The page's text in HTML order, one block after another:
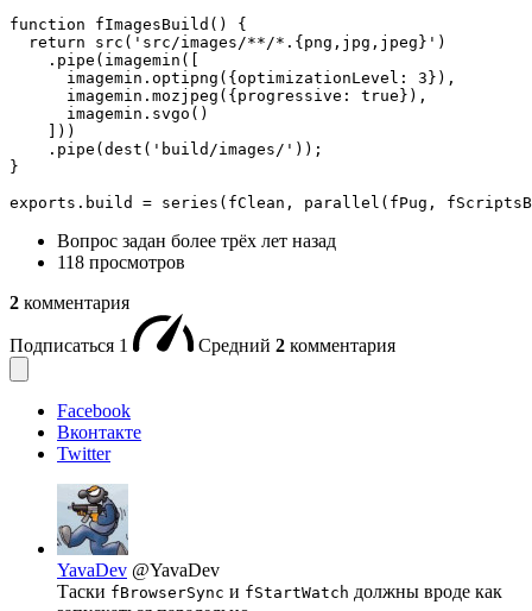
function fImagesBuild() {
  return src('src/images/**/*.{png,jpg,jpeg}')
    .pipe(imagemin([
      imagemin.optipng({optimizationLevel: 3}),
      imagemin.mozjpeg({progressive: true}),
      imagemin.svgo()
    ]))
    .pipe(dest('build/images/'));
}
exports.build = series(fClean, parallel(fPug,
Вопрос задан более трёх лет назад
118 просмотров
2 комментария
Подписаться 1 Средний 2 комментария
Facebook
Вконтакте
Twitter
YavaDev @YavaDev
Таски fBrowserSync и fStartWatch должны вроде как